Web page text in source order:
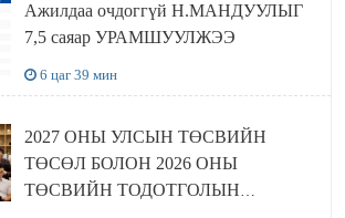
Ажилдаа очдоггүй Н.МАНДУУЛЫГ
7,5 саяар УРАМШУУЛЖЭЭ
6 цаг 39 мин
2027 ОНЫ УЛСЫН ТӨСВИЙН
ТӨСӨЛ БОЛОН 2026 ОНЫ
ТӨСВИЙН ТОДОТГОЛЫН